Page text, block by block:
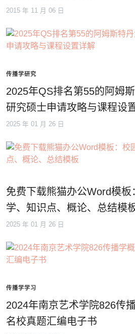
2015 年 11 月 06 日
传播学研究
2025年QS排名第55的阿姆
研究硕士申请攻略与课程设
2025 年 01 月 26 日
免费下载熊猫办公Word模
学、知识点、概论、总结模
2025 年 01 月 26 日
传播学学习
2024年南京艺术学院826传
名校真题汇编电子书